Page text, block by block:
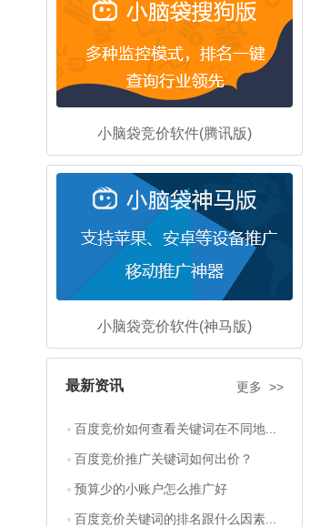
小脑袋竞价软件(腾讯版)
小脑袋竞价软件(神马版)
最新资讯 更多 >>
百度竞价如何查看关键词在不同地...
百度竞价推广关键词如何出价？
预算少的小账户怎么推广好
百度竞价关键词的排名跟什么因素...